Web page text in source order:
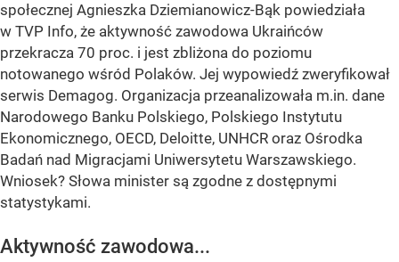
społecznej Agnieszka Dziemianowicz-Bąk powiedziała
w TVP Info, że aktywność zawodowa Ukraińców
przekracza 70 proc. i jest zbliżona do poziomu
notowanego wśród Polaków. Jej wypowiedź zweryfikował
serwis Demagog. Organizacja przeanalizowała m.in. dane
Narodowego Banku Polskiego, Polskiego Instytutu
Ekonomicznego, OECD, Deloitte, UNHCR oraz Ośrodka
Badań nad Migracjami Uniwersytetu Warszawskiego.
Wniosek? Słowa minister są zgodne z dostępnymi
statystykami.
Aktywność zawodowa...